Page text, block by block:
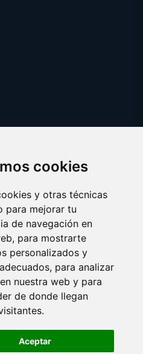
cookies
y otras técnicas
para mejorar tu
de navegación en
para mostrarte
personalizados y
para analizar
nuestra web y para
de donde llegan
Aceptar
preferences
esotericos.es